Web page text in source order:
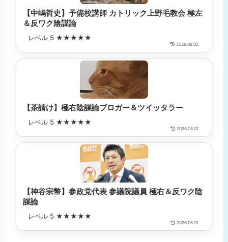
【中嶋哲史】予備校講師 カトリック上野毛教会 極左
＆反ワク陰謀論
レベル 5 ★★★★★
2026.08.02
【茶請け】極右陰謀論ブロガー＆ツイッタラー
レベル 5 ★★★★★
2026.08.01
【神谷宗幣】参政党代表 参議院議員 極右＆反ワク陰
謀論
レベル 5 ★★★★★
2026.08.01